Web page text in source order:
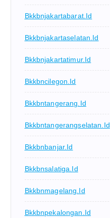
Bkkbnjakartabarat.id
Bkkbnjakartaselatan.id
Bkkbnjakartatimur.id
Bkkbncilegon.id
Bkkbntangerang.id
Bkkbntangerangselatan.id
Bkkbnbanjar.id
Bkkbnsalatiga.id
Bkkbnmagelang.id
Bkkbnpekalongan.id